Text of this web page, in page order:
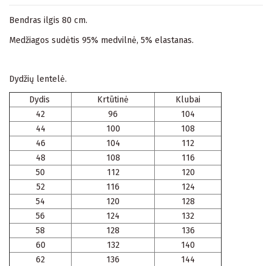
Bendras ilgis 80 cm.
Medžiagos sudėtis 95% medvilnė, 5% elastanas.
Dydžių lentelė.
Dydis Krtūtinė
Klubai
42
96
104
44
100
108
46
104
112
48
108
116
50
112
120
52
116
124
54
120
128
56
124
132
58
128
136
60
132
140
62
136 144